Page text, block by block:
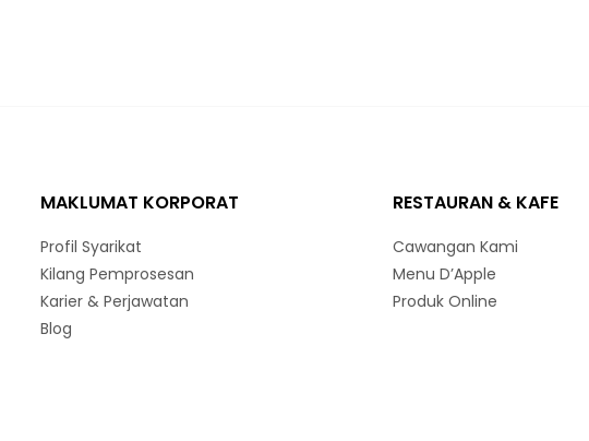
MAKLUMAT KORPORAT
Profil Syarikat
Kilang Pemprosesan
Karier & Perjawatan
Blog
RESTAURAN & KAFE
Cawangan Kami
Menu D’Apple
Produk Online